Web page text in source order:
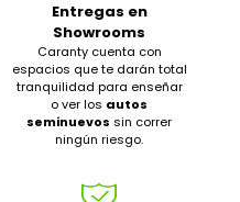
Entregas en
Showrooms
Caranty cuenta con
espacios que te darán total
tranquilidad para enseñar
o ver los autos
seminuevos sin correr
ningún riesgo.